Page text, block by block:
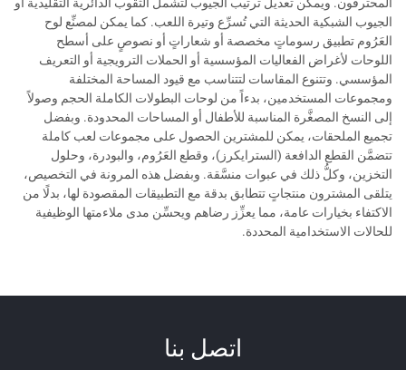
الجيوب الشبكية الحديثة التي تُسرِّع وتيرة اللعب. كما يمكن لمصنِّع لوح
العَرُوم تطبيق رسوماتٍ مخصصة أو شعاراتٍ أو نصوصٍ على أسطح
اللوحات لأغراض الفعاليات المؤسسية أو الحملات الترويجية أو التعريف
المؤسسي. وتتنوع المقاسات لتتناسب مع قيود المساحة المختلفة
ومجموعات المستخدمين، بدءاً من لوحات البطولات الكاملة الحجم وصولاً
إلى النسخ المصغَّرة المناسبة للأطفال أو المساحات المحدودة. وبفضل
تجميع الملحقات، يمكن للمشترين الحصول على مجموعات لعب كاملة
تتضمَّن القطع الدافعة (السترايكرز)، وقطع العَرُوم، والبودرة، وحلول
التخزين، وكلُّ ذلك في عبوات منسَّقة. وبفضل هذه المرونة في التخصيص،
يتلقى المشترون منتجاتٍ تتطابق بدقة مع التطبيقات المقصودة لها، بدلًا من
الاكتفاء بخيارات عامة، مما يعزِّز رضاهم ويحسِّن مدى ملاءمتها الوظيفية
للحالات الاستخدامية المحددة.
اتصل بنا